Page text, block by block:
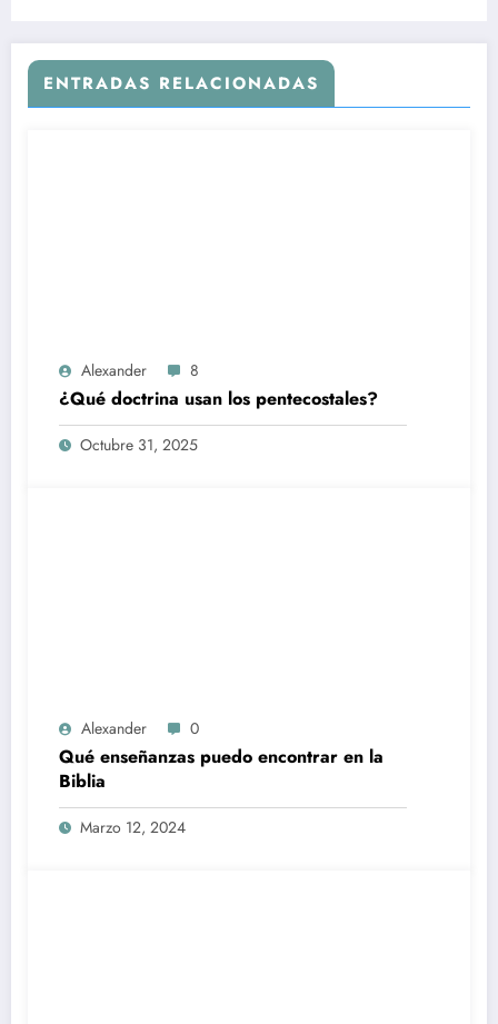
ENTRADAS RELACIONADAS
Alexander 8
¿Qué doctrina usan los pentecostales?
Octubre 31, 2025
Alexander 0
Qué enseñanzas puedo encontrar en la
Biblia
Marzo 12, 2024